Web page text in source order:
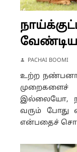
வேண்டிய
PACHAI BOOMI
உற்ற நண்பனாம்
இல்லையோ,
வரும் போது
என்பதைச்